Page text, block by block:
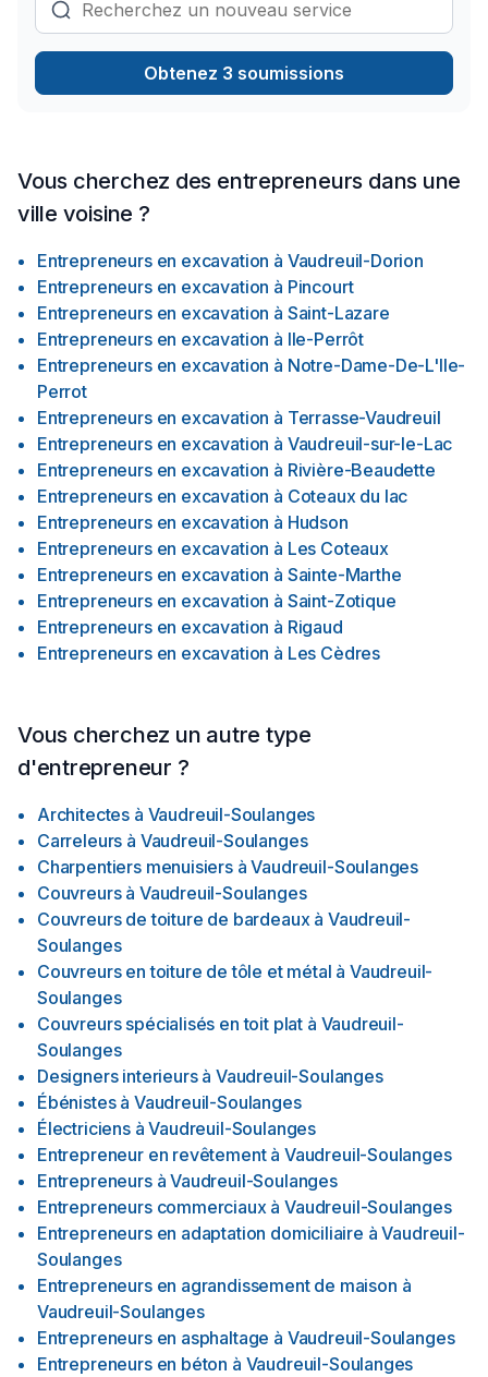
Obtenez 3 soumissions
Vous cherchez des entrepreneurs dans une
ville voisine ?
Entrepreneurs en excavation à Vaudreuil-Dorion
Entrepreneurs en excavation à Pincourt
Entrepreneurs en excavation à Saint-Lazare
Entrepreneurs en excavation à Ile-Perrôt
Entrepreneurs en excavation à Notre-Dame-De-L'Ile-
Perrot
Entrepreneurs en excavation à Terrasse-Vaudreuil
Entrepreneurs en excavation à Vaudreuil-sur-le-Lac
Entrepreneurs en excavation à Rivière-Beaudette
Entrepreneurs en excavation à Coteaux du lac
Entrepreneurs en excavation à Hudson
Entrepreneurs en excavation à Les Coteaux
Entrepreneurs en excavation à Sainte-Marthe
Entrepreneurs en excavation à Saint-Zotique
Entrepreneurs en excavation à Rigaud
Entrepreneurs en excavation à Les Cèdres
Vous cherchez un autre type
d'entrepreneur ?
Architectes à Vaudreuil-Soulanges
Carreleurs à Vaudreuil-Soulanges
Charpentiers menuisiers à Vaudreuil-Soulanges
Couvreurs à Vaudreuil-Soulanges
Couvreurs de toiture de bardeaux à Vaudreuil-
Soulanges
Couvreurs en toiture de tôle et métal à Vaudreuil-
Soulanges
Couvreurs spécialisés en toit plat à Vaudreuil-
Soulanges
Designers interieurs à Vaudreuil-Soulanges
Ébénistes à Vaudreuil-Soulanges
Électriciens à Vaudreuil-Soulanges
Entrepreneur en revêtement à Vaudreuil-Soulanges
Entrepreneurs à Vaudreuil-Soulanges
Entrepreneurs commerciaux à Vaudreuil-Soulanges
Entrepreneurs en adaptation domiciliaire à Vaudreuil-
Soulanges
Entrepreneurs en agrandissement de maison à
Vaudreuil-Soulanges
Entrepreneurs en asphaltage à Vaudreuil-Soulanges
Entrepreneurs en béton à Vaudreuil-Soulanges